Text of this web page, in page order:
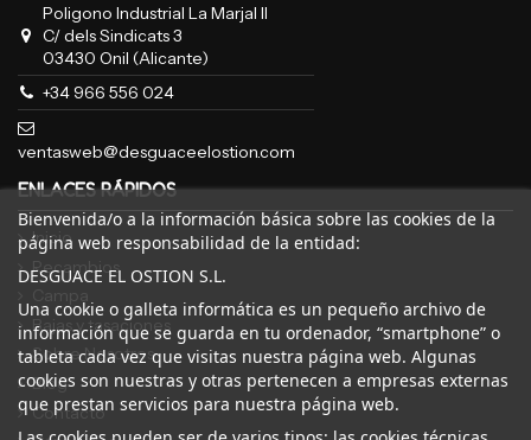
Poligono Industrial La Marjal II
C/ dels Sindicats 3
03430 Onil (Alicante)
+34 966 556 024
ventasweb@desguaceelostion.com
ENLACES RÁPIDOS
Inicio
Recambios
Bajas y tasaciones
Sobre Nosotros
Blog
Contacto
Bienvenida/o a la información básica sobre las cookies de la
página web responsabilidad de la entidad:
DESGUACE EL OSTION S.L.
Una cookie o galleta informática es un pequeño archivo de
información que se guarda en tu ordenador, “smartphone” o
tableta cada vez que visitas nuestra página web. Algunas
cookies son nuestras y otras pertenecen a empresas externas
que prestan servicios para nuestra página web.